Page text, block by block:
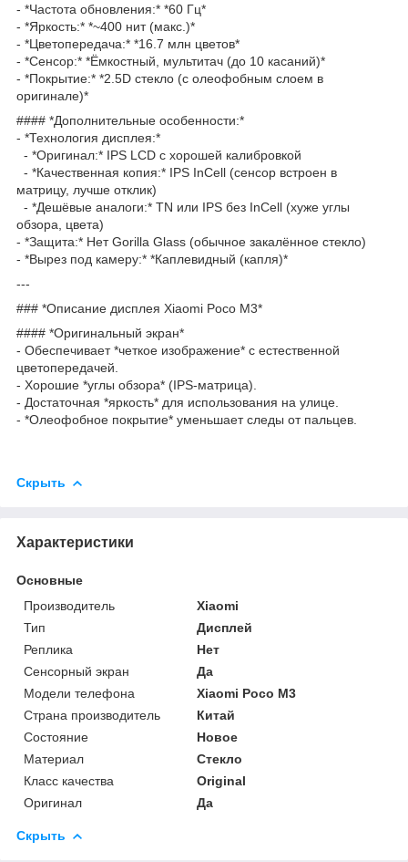
- *Частота обновления:* *60 Гц*
- *Яркость:* *~400 нит (макс.)*
- *Цветопередача:* *16.7 млн цветов*
- *Сенсор:* *Ёмкостный, мультитач (до 10 касаний)*
- *Покрытие:* *2.5D стекло (с олеофобным слоем в
оригинале)*
#### *Дополнительные особенности:*
- *Технология дисплея:*
- *Оригинал:* IPS LCD с хорошей калибровкой
- *Качественная копия:* IPS InCell (сенсор встроен в
матрицу, лучше отклик)
- *Дешёвые аналоги:* TN или IPS без InCell (хуже углы
обзора, цвета)
- *Защита:* Нет Gorilla Glass (обычное закалённое стекло)
- *Вырез под камеру:* *Каплевидный (капля)*
---
### *Описание дисплея Xiaomi Poco M3*
#### *Оригинальный экран*
- Обеспечивает *четкое изображение* с естественной
цветопередачей.
- Хорошие *углы обзора* (IPS-матрица).
- Достаточная *яркость* для использования на улице.
- *Олеофобное покрытие* уменьшает следы от пальцев.
Скрыть
Характеристики
Основные
Производитель
Xiaomi
Тип
Дисплей
Реплика
Нет
Сенсорный экран
Да
Модели телефона
Xiaomi Poco M3
Страна производитель
Китай
Состояние
Новое
Материал
Стекло
Класс качества
Original
Оригинал
Да
Скрыть